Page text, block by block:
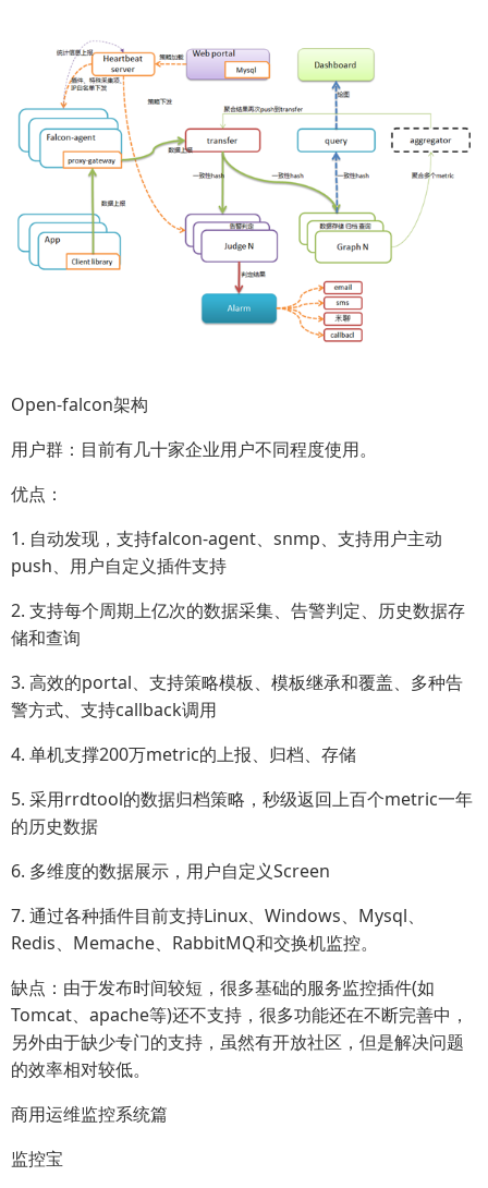
Open-falcon架构
用户群：目前有几十家企业用户不同程度使用。
优点：
1. 自动发现，支持falcon-agent、snmp、支持用户主动
push、用户自定义插件支持
2. 支持每个周期上亿次的数据采集、告警判定、历史数据存
储和查询
3. 高效的portal、支持策略模板、模板继承和覆盖、多种告
警方式、支持callback调用
4. 单机支撑200万metric的上报、归档、存储
5. 采用rrdtool的数据归档策略，秒级返回上百个metric一年
的历史数据
6. 多维度的数据展示，用户自定义Screen
7. 通过各种插件目前支持Linux、Windows、Mysql、
Redis、Memache、RabbitMQ和交换机监控。
缺点：由于发布时间较短，很多基础的服务监控插件(如
Tomcat、apache等)还不支持，很多功能还在不断完善中，
另外由于缺少专门的支持，虽然有开放社区，但是解决问题
的效率相对较低。
商用运维监控系统篇
监控宝